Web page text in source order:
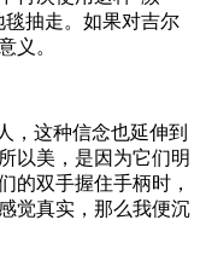
抽走。如果对吉尔
义。
，这种信念也延伸到
以美，是因为它们明
的双手握住手柄时，
觉真实，那么我便沉